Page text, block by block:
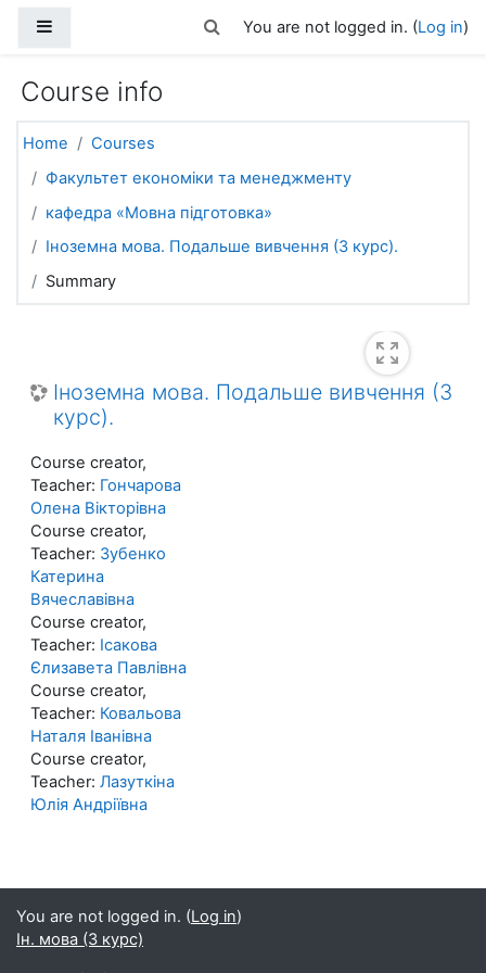
Toggle search input
You are not logged in. (Log in)
Course info
Home
Courses
Факультет економіки та менеджменту
кафедра «Мовна підготовка»
Іноземна мова. Подальше вивчення (3 курс).
Summary
Іноземна мова. Подальше вивчення (3
курс).
Course creator,
Teacher: Гончарова
Олена Вікторівна
Course creator,
Teacher: Зубенко
Катерина
Вячеславівна
Course creator,
Teacher: Ісакова
Єлизавета Павлівна
Course creator,
Teacher: Ковальова
Наталя Іванівна
Course creator,
Teacher: Лазуткіна
Юлія Андріївна
You are not logged in. (Log in)
Ін. мова (3 курс)